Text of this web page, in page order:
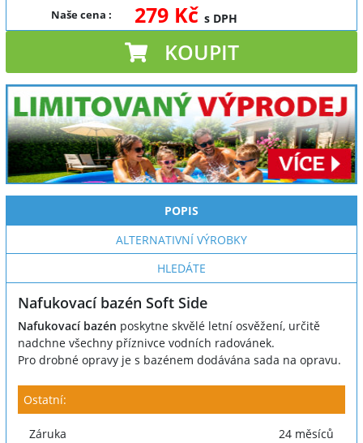
Naše cena : 279 Kč s DPH
KOUPIT
POPIS
ALTERNATIVNÍ VÝROBKY
HLEDÁTE
Nafukovací bazén Soft Side
Nafukovací bazén poskytne skvělé letní osvěžení, určitě
nadchne všechny příznivce vodních radovánek.
Pro drobné opravy je s bazénem dodávána sada na opravu.
Ostatní:
Záruka
24 měsíců